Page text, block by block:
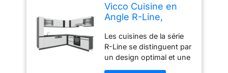
Vicco Cuisine en
Angle R-Line,
257 x 277 cm J-
Shape
Les cuisines de la série
R-Line se distinguent par
un design optimal et une